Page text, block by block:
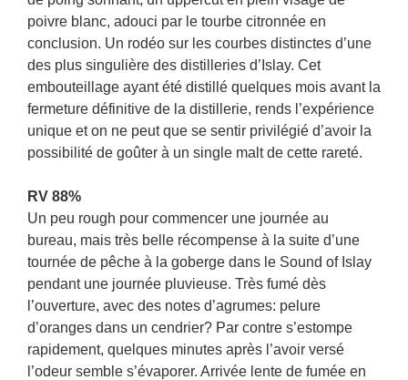
poivre blanc, adouci par le tourbe citronnée en
conclusion. Un rodéo sur les courbes distinctes d’une
des plus singulière des distilleries d’Islay. Cet
embouteillage ayant été distillé quelques mois avant la
fermeture définitive de la distillerie, rends l’expérience
unique et on ne peut que se sentir privilégié d’avoir la
possibilité de goûter à un single malt de cette rareté.
RV 88%
Un peu rough pour commencer une journée au
bureau, mais très belle récompense à la suite d’une
tournée de pêche à la goberge dans le Sound of Islay
pendant une journée pluvieuse. Très fumé dès
l’ouverture, avec des notes d’agrumes: pelure
d’oranges dans un cendrier? Par contre s’estompe
rapidement, quelques minutes après l’avoir versé
l’odeur semble s’évaporer. Arrivée lente de fumée en